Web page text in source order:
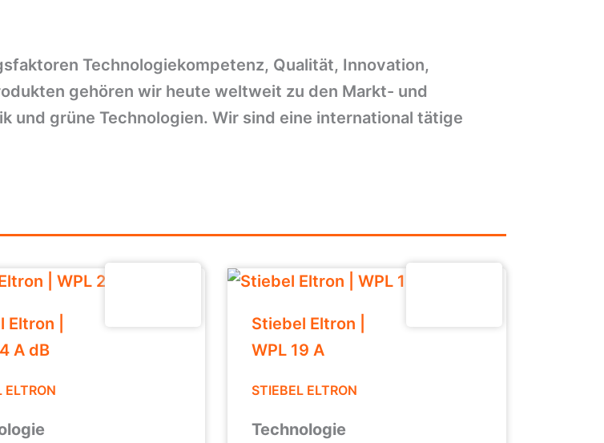
Technologiekompetenz, Qualität, Innovation,
gehören wir heute weltweit zu den Markt- und
und grüne Technologien. Wir sind eine international tätige
|
A dB
ELTRON
Stiebel Eltron |
WPL 19 A
STIEBEL ELTRON
Technologie